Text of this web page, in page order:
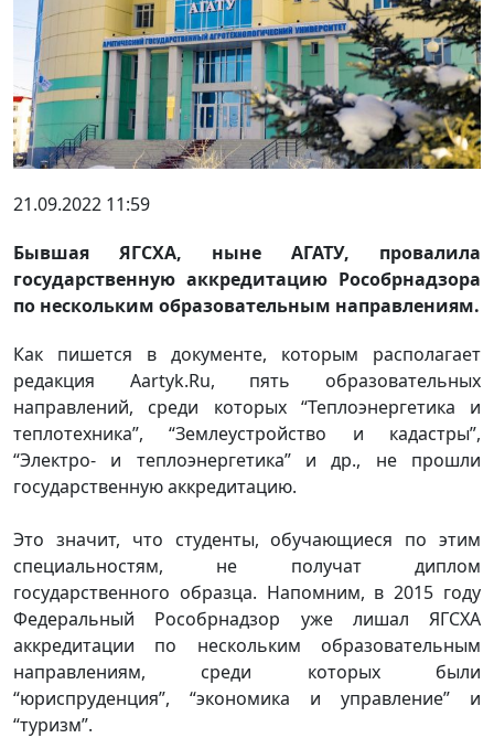
21.09.2022 11:59
Бывшая ЯГСХА, ныне АГАТУ, провалила
государственную аккредитацию Рособрнадзора
по нескольким образовательным направлениям.
Как пишется в документе, которым располагает
редакция Aartyk.Ru, пять образовательных
направлений, среди которых “Теплоэнергетика и
теплотехника”, “Землеустройство и кадастры”,
“Электро- и теплоэнергетика” и др., не прошли
государственную аккредитацию.
Это значит, что студенты, обучающиеся по этим
специальностям, не получат диплом
государственного образца. Напомним, в 2015 году
Федеральный Рособрнадзор уже лишал ЯГСХА
аккредитации по нескольким образовательным
направлениям, среди которых были
“юриспруденция”, “экономика и управление” и
“туризм”.